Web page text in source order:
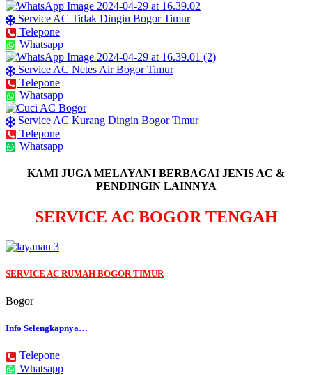
Service AC Tidak Dingin Bogor Timur
Telepone
Whatsapp
Service AC Netes Air Bogor Timur
Telepone
Whatsapp
Service AC Kurang Dingin Bogor Timur
Telepone
Whatsapp
KAMI JUGA MELAYANI BERBAGAI JENIS AC &
PENDINGIN LAINNYA
SERVICE AC BOGOR TENGAH
SERVICE AC RUMAH BOGOR TIMUR
Bogor
Info Selengkapnya…
Telepone
Whatsapp